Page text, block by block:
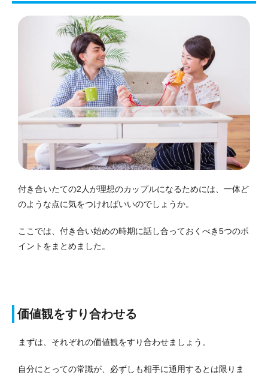
付き合いたての2人が理想のカップルになるためには、一体ど
のような点に気をつければいいのでしょうか。
ここでは、付き合い始めの時期に話し合っておくべき5つのポ
イントをまとめました。
価値観をすり合わせる
まずは、それぞれの価値観をすり合わせましょう。
自分にとっての常識が、必ずしも相手に通用するとは限りま